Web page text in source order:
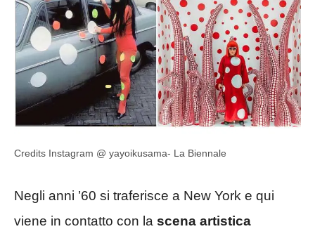
Credits Instagram @ yayoikusama- La Biennale
Negli anni ’60 si traferisce a New York e qui
viene in contatto con la scena artistica